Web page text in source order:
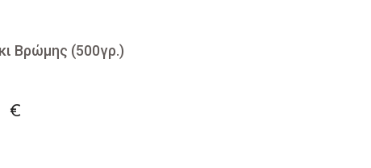
Βρώμης (500γρ.)
€